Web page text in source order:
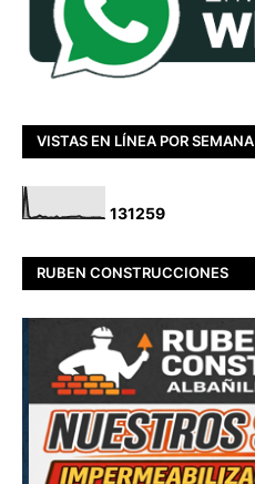
VISTAS EN LÍNEA POR SEMANA
131259
RUBEN CONSTRUCCIONES